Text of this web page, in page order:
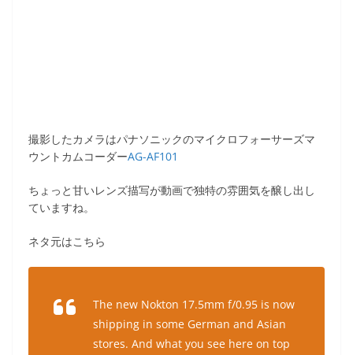
撮影したカメラはパナソニックのマイクロフォーサーズマ
ウントカムコーダーAG-AF101
ちょっと甘いレンズ描写が動画で独特の雰囲気を醸し出し
ていますね。
ネタ元はこちら
The new Nokton 17.5mm f/0.95 is now
shipping in some German and Asian
stores. And what you see here on top